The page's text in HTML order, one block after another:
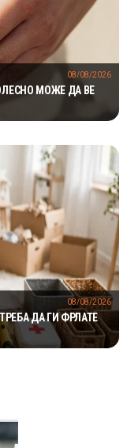
МОЖЕ ДА ВЕ
08/08/2026
ДА ГИ ФРЛАТЕ
08/08/2026